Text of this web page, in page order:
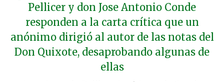
Pellicer y don Jose Antonio Conde
responden a la carta crítica que un
anónimo dirigió al autor de las notas del
Don Quixote, desaprobando algunas de
ellas